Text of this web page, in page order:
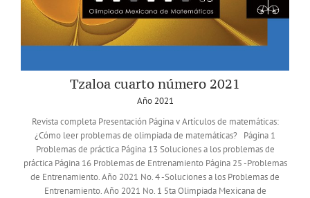
Tzaloa cuarto número 2021
Año 2021
Revista completa Presentación Página v Artículos de matemáticas:
¿Cómo leer problemas de olimpiada de matemáticas? Página 1
Problemas de práctica Página 13 Soluciones a los problemas de
práctica Página 16 Problemas de Entrenamiento Página 25 -Problemas
de Entrenamiento. Año 2021 No. 4 -Soluciones a los Problemas de
Entrenamiento. Año 2021 No. 1 5ta Olimpiada Mexicana de